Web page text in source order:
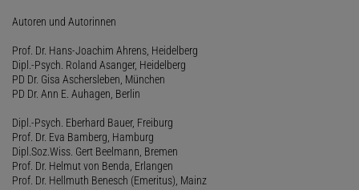
Autoren und Autorinnen
Prof. Dr. Hans-Joachim Ahrens, Heidelberg
Dipl.-Psych. Roland Asanger, Heidelberg
PD Dr. Gisa Aschersleben, München
PD Dr. Ann E. Auhagen, Berlin
Dipl.-Psych. Eberhard Bauer, Freiburg
Prof. Dr. Eva Bamberg, Hamburg
Dipl.Soz.Wiss. Gert Beelmann, Bremen
Prof. Dr. Helmut von Benda, Erlangen
Prof. Dr. Hellmuth Benesch (Emeritus), Mainz